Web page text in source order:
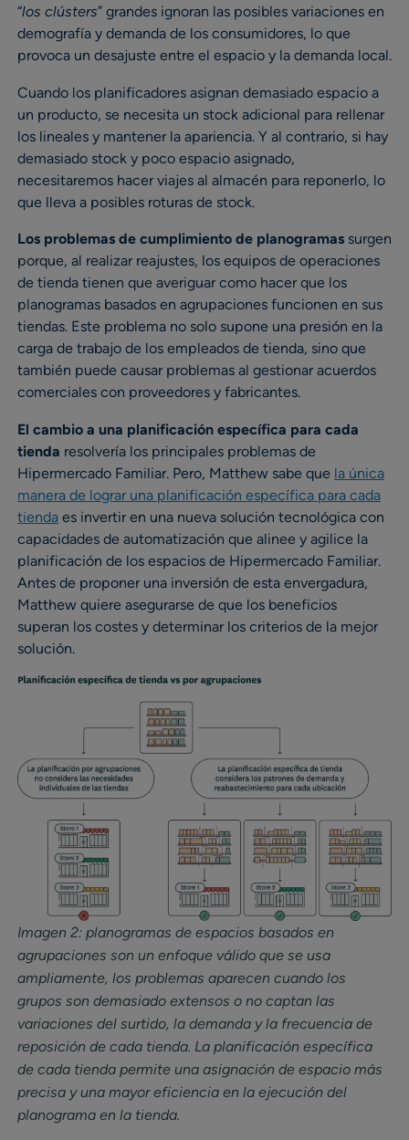
“los clústers” grandes ignoran las posibles variaciones en
demografía y demanda de los consumidores, lo que
provoca un desajuste entre el espacio y la demanda local.
Cuando los planificadores asignan demasiado espacio a
un producto, se necesita un stock adicional para rellenar
los lineales y mantener la apariencia. Y al contrario, si hay
demasiado stock y poco espacio asignado,
necesitaremos hacer viajes al almacén para reponerlo, lo
que lleva a posibles roturas de stock.
Los problemas de cumplimiento de planogramas surgen
porque, al realizar reajustes, los equipos de operaciones
de tienda tienen que averiguar como hacer que los
planogramas basados en agrupaciones funcionen en sus
tiendas. Este problema no solo supone una presión en la
carga de trabajo de los empleados de tienda, sino que
también puede causar problemas al gestionar acuerdos
comerciales con proveedores y fabricantes.
El cambio a una planificación específica para cada
tienda resolvería los principales problemas de
Hipermercado Familiar. Pero, Matthew sabe que la única
manera de lograr una planificación específica para cada
tienda es invertir en una nueva solución tecnológica con
capacidades de automatización que alinee y agilice la
planificación de los espacios de Hipermercado Familiar.
Antes de proponer una inversión de esta envergadura,
Matthew quiere asegurarse de que los beneficios
superan los costes y determinar los criterios de la mejor
solución.
Imagen 2: planogramas de espacios basados en
agrupaciones son un enfoque válido que se usa
ampliamente, los problemas aparecen cuando los
grupos son demasiado extensos o no captan las
variaciones del surtido, la demanda y la frecuencia de
reposición de cada tienda. La planificación específica
de cada tienda permite una asignación de espacio más
precisa y una mayor eficiencia en la ejecución del
planograma en la tienda.